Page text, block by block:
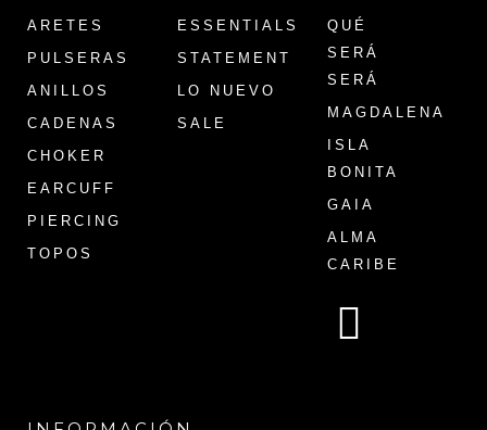
ARETES
PULSERAS
ANILLOS
CADENAS
CHOKER
EARCUFF
PIERCING
TOPOS
ESSENTIALS
STATEMENT
LO NUEVO
SALE
QUÉ
SERÁ
SERÁ
MAGDALENA
ISLA
BONITA
GAIA
ALMA
CARIBE